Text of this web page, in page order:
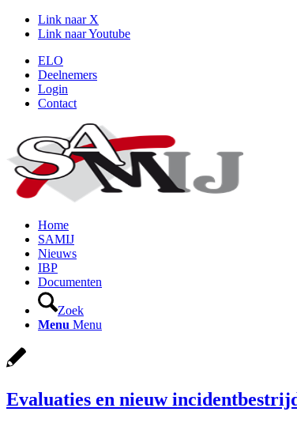
Link naar X
Link naar Youtube
ELO
Deelnemers
Login
Contact
Home
SAMIJ
Nieuws
IBP
Documenten
Zoek
Menu Menu
Evaluaties en nieuw